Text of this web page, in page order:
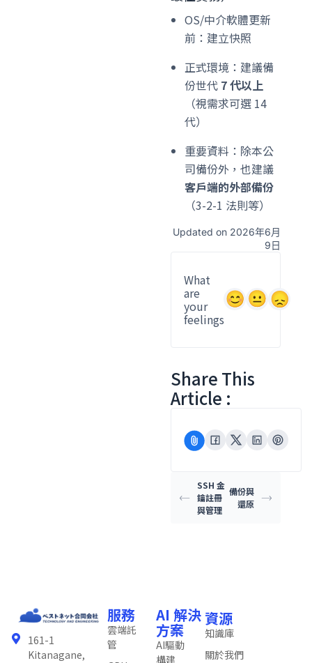
OS/中介軟體更新
前：建立快照
正式環境：建議備
份世代 7 代以上
（視需求可選 14
代）
重要資料：除本公
司備份外，也建議
客戶端的外部備份
（3-2-1 法則等）
Updated on 2026年6月
9日
What
are
your
feelings
Share This
Article :
SSH 金
鑰註冊
與管理
備份與
還原
161-1
Kitanagane,
服務
雲端託
管
AI 解決
方案
AI驅動
構建
資源
知識庫
關於我們